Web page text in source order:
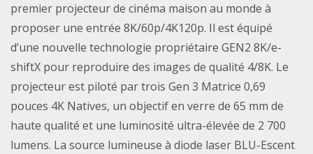
premier projecteur de cinéma maison au monde à
proposer une entrée 8K/60p/4K120p. Il est équipé
d’une nouvelle technologie propriétaire GEN2 8K/e-
shiftX pour reproduire des images de qualité 4/8K. Le
projecteur est piloté par trois Gen 3 Matrice 0,69
pouces 4K Natives, un objectif en verre de 65 mm de
haute qualité et une luminosité ultra-élevée de 2 700
lumens. La source lumineuse à diode laser BLU-Escent